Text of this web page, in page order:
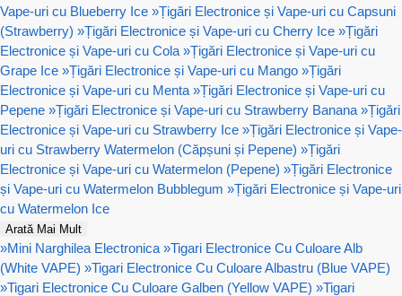
Vape-uri cu Blueberry Ice »Țigări Electronice și Vape-uri cu Capsuni
(Strawberry) »Țigări Electronice și Vape-uri cu Cherry Ice »Țigări
Electronice și Vape-uri cu Cola »Țigări Electronice și Vape-uri cu
Grape Ice »Țigări Electronice și Vape-uri cu Mango »Țigări
Electronice și Vape-uri cu Menta »Țigări Electronice și Vape-uri cu
Pepene »Țigări Electronice și Vape-uri cu Strawberry Banana »Țigări
Electronice și Vape-uri cu Strawberry Ice »Țigări Electronice și Vape-
uri cu Strawberry Watermelon (Căpșuni și Pepene) »Țigări
Electronice și Vape-uri cu Watermelon (Pepene) »Țigări Electronice
și Vape-uri cu Watermelon Bubblegum »Țigări Electronice și Vape-uri
cu Watermelon Ice
Arată Mai Mult
»Mini Narghilea Electronica »Tigari Electronice Cu Culoare Alb
(White VAPE) »Tigari Electronice Cu Culoare Albastru (Blue VAPE)
»Tigari Electronice Cu Culoare Galben (Yellow VAPE) »Tigari